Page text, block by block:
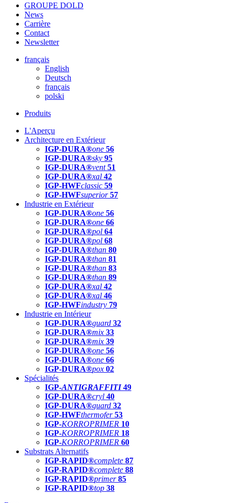
GROUPE DOLD
News
Carrière
Contact
Newsletter
français
English
Deutsch
français
polski
Produits
L'Aperçu
Architecture en Extérieur
IGP-DURA®one 56
IGP-DURA®sky 95
IGP-DURA®vent 51
IGP-DURA®xal 42
IGP-HWFclassic 59
IGP-HWFsuperior 57
Industrie en Extérieur
IGP-DURA®one 56
IGP-DURA®one 66
IGP-DURA®pol 64
IGP-DURA®pol 68
IGP-DURA®than 80
IGP-DURA®than 81
IGP-DURA®than 83
IGP-DURA®than 89
IGP-DURA®xal 42
IGP-DURA®xal 46
IGP-HWFindustry 79
Industrie en Intérieur
IGP-DURA®guard 32
IGP-DURA®mix 33
IGP-DURA®mix 39
IGP-DURA®one 56
IGP-DURA®one 66
IGP-DURA®pox 02
Spécialités
IGP-ANTIGRAFFITI49
IGP-DURA®cryl 40
IGP-DURA®guard 32
IGP-HWFthermofer 53
IGP-KORROPRIMER 10
IGP-KORROPRIMER 18
IGP-KORROPRIMER 60
Substrats Alternatifs
IGP-RAPID®complete 87
IGP-RAPID®complete 88
IGP-RAPID®primer 85
IGP-RAPID®top 38